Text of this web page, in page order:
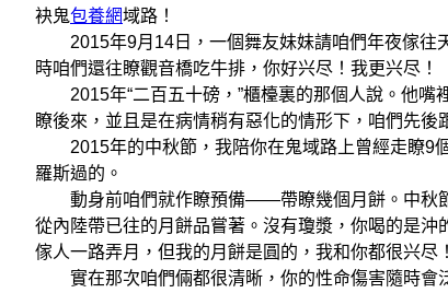
袂鬼包養網域路！
2015年9月14日，一個舞友妹妹請咱們年夜傢往
時咱們還往瞭觀音橋吃牛排，你好兴尽！我更兴尽！
2015年“二百五十磅，”櫃檯裏的那個人說。他嘴
瞭後來，並且是在病情稍有惡化的情形下，咱們先後
2015年的中秋節，我陪你在鬼域路上曾經走瞭9
羅斯過的。
動身前咱們就作瞭預備——帶瞭幾個月餅。中秋節
從內陸帶已往的月餅品嘗著。沒有瓊漿，你喝的是
傢人一路弄月，但我的月餅是圓的，我和你都很兴尽
實在那次咱們倆都很清晰，你的性命傷害隨時會